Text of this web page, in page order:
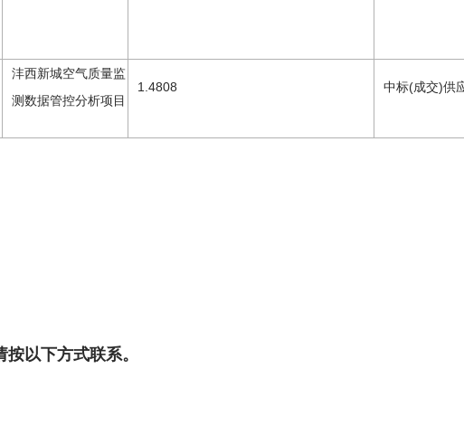
沣西新城空气质量监
测数据管控分析项目
1.4808 中标(成交)供
以下方式联系。